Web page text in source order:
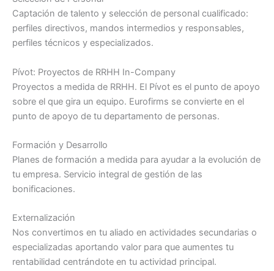
Captación de talento y selección de personal cualificado:
perfiles directivos, mandos intermedios y responsables,
perfiles técnicos y especializados.
Pívot: Proyectos de RRHH In-Company
Proyectos a medida de RRHH. El Pívot es el punto de apoyo
sobre el que gira un equipo. Eurofirms se convierte en el
punto de apoyo de tu departamento de personas.
Formación y Desarrollo
Planes de formación a medida para ayudar a la evolución de
tu empresa. Servicio integral de gestión de las
bonificaciones.
Externalización
Nos convertimos en tu aliado en actividades secundarias o
especializadas aportando valor para que aumentes tu
rentabilidad centrándote en tu actividad principal.